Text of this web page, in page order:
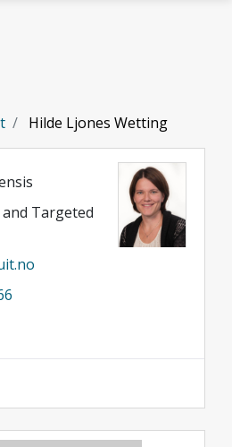
Hilde Ljones Wetting
Targeted